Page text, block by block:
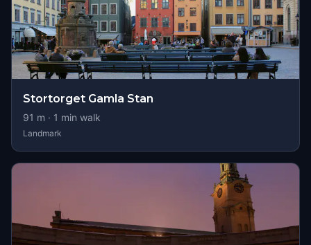
Stortorget Gamla Stan
91 m · 1 min walk
Landmark